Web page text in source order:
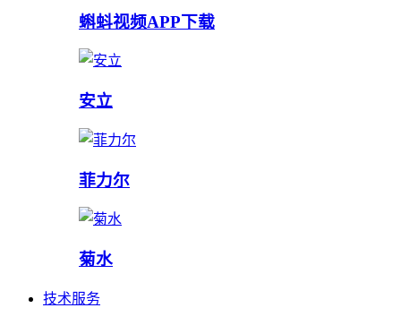
蝌蚪视频APP下载
安立
菲力尔
菊水
技术服务